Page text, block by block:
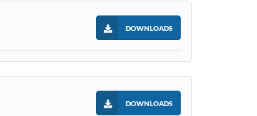
DOWNLOADS
DOWNLOADS